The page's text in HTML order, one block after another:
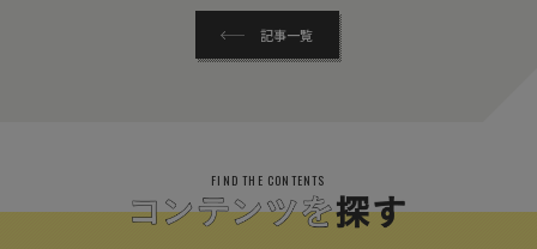
記事一覧
FIND THE CONTENTS